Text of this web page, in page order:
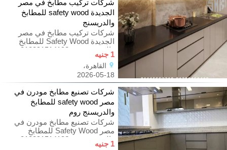
شركات تركيب مطابخ في مصر
الجديدة safety wood للمطابخ
والدريسنج
شركات تركيب مطابخ في مصر
الجديدة Safety Wood للمطابخ
والدريسنج روم?01289151419
2026… مش
1 جنيه
القاهرة،
2026-05-18
شركات تصنيع مطابخ مودرن في
مصر safety wood للمطابخ
والدريسنج روم
شركات تصنيع مطابخ مودرن في
مصر Safety Wood للمطابخ
والدريسنج روم?01289151419
1 جنيه